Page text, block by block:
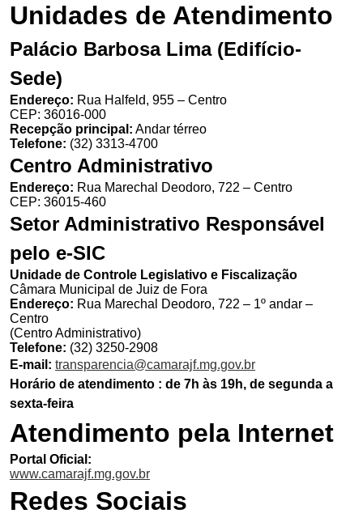
Unidades de Atendimento
Palácio Barbosa Lima (Edifício-
Sede)
Endereço: Rua Halfeld, 955 – Centro
CEP: 36016-000
Recepção principal: Andar térreo
Telefone: (32) 3313-4700
Centro Administrativo
Endereço: Rua Marechal Deodoro, 722 – Centro
CEP: 36015-460
Setor Administrativo Responsável
pelo e-SIC
Unidade de Controle Legislativo e Fiscalização
Câmara Municipal de Juiz de Fora
Endereço: Rua Marechal Deodoro, 722 – 1º andar –
Centro
(Centro Administrativo)
Telefone: (32) 3250-2908
E-mail: transparencia@camarajf.mg.gov.br
Horário de atendimento : de 7h às 19h, de segunda a
sexta-feira
Atendimento pela Internet
Portal Oficial:
www.camarajf.mg.gov.br
Redes Sociais